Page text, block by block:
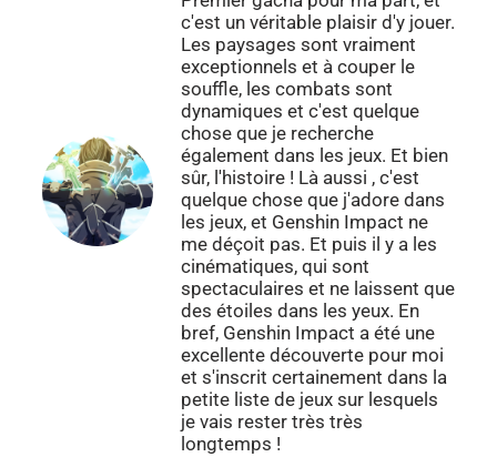
c'est un véritable plaisir d'y jouer.
Les paysages sont vraiment
exceptionnels et à couper le
souffle, les combats sont
dynamiques et c'est quelque
chose que je recherche
également dans les jeux. Et bien
sûr, l'histoire ! Là aussi , c'est
quelque chose que j'adore dans
les jeux, et Genshin Impact ne
me déçoit pas. Et puis il y a les
cinématiques, qui sont
spectaculaires et ne laissent que
des étoiles dans les yeux. En
bref, Genshin Impact a été une
excellente découverte pour moi
et s'inscrit certainement dans la
petite liste de jeux sur lesquels
je vais rester très très
longtemps !